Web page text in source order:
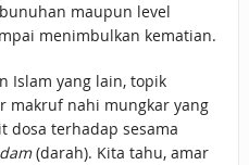
maupun level
menimbulkan kematian.
Islam yang lain, topik
makruf nahi mungkar yang
dosa terhadap sesama
dam(darah). Kita tahu, amar